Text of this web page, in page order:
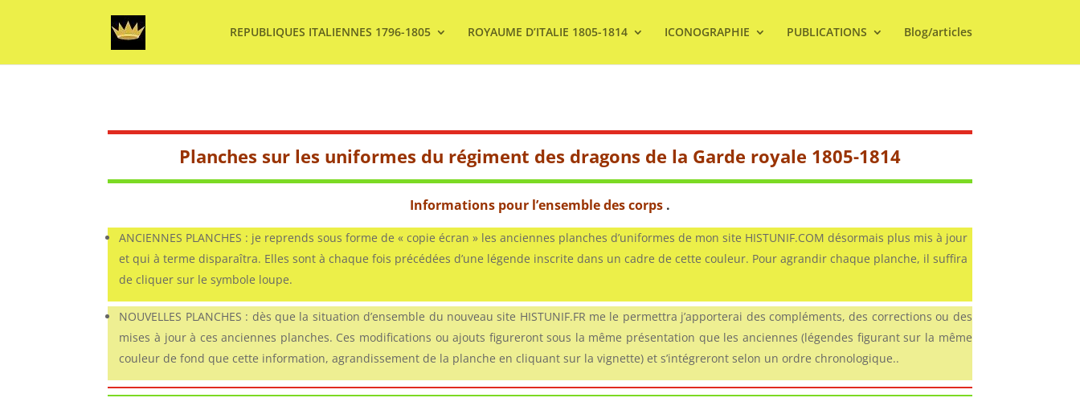
REPUBLIQUES ITALIENNES 1796-1805 ROYAUME D’ITALIE 1805-1814 ICONOGRAPHIE PUBLICATIONS Blog/articles
Planches sur les uniformes du régiment des dragons de la Garde royale 1805-1814
Informations pour l’ensemble des corps .
ANCIENNES PLANCHES : je reprends sous forme de « copie écran » les anciennes planches d’uniformes de mon site HISTUNIF.COM désormais plus mis à jour
et qui à terme disparaîtra. Elles sont à chaque fois précédées d’une légende inscrite dans un cadre de cette couleur. Pour agrandir chaque planche, il suffira
de cliquer sur le symbole loupe.
NOUVELLES PLANCHES : dès que la situation d’ensemble du nouveau site HISTUNIF.FR me le permettra j’apporterai des compléments, des corrections ou des
mises à jour à ces anciennes planches. Ces modifications ou ajouts figureront sous la même présentation que les anciennes (légendes figurant sur la même
couleur de fond que cette information, agrandissement de la planche en cliquant sur la vignette) et s’intégreront selon un ordre chronologique..